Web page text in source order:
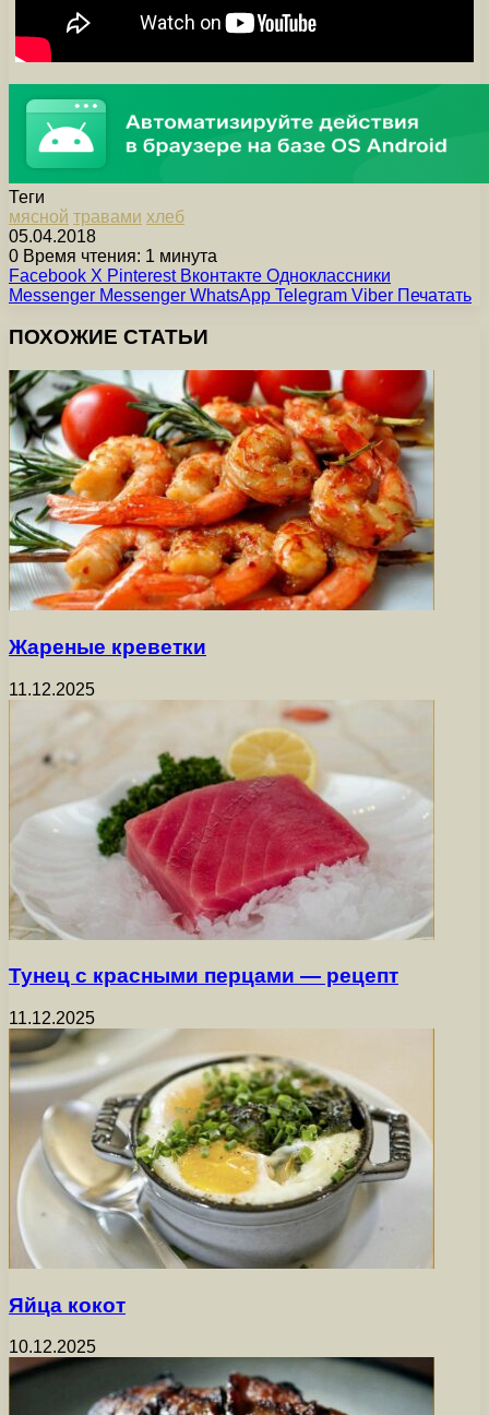
Теги
мясной травами хлеб
05.04.2018
0 Время чтения: 1 минута
Facebook X Pinterest Вконтакте Одноклассники
Messenger Messenger WhatsApp Telegram Viber Печатать
ПОХОЖИЕ СТАТЬИ
Жареные креветки
11.12.2025
Тунец с красными перцами — рецепт
11.12.2025
Яйца кокот
10.12.2025